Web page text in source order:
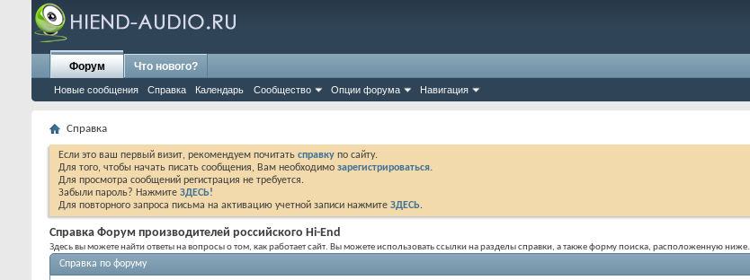
Форум
Новые сообщения Справка Календарь Сообщество Опции форума Навигация
Что нового?
Справка
Если это ваш первый визит, рекомендуем почитать справку по сайту.
Для того, чтобы начать писать сообщения, Вам необходимо зарегистрироваться.
Для просмотра сообщений регистрация не требуется.
Забыли пароль? Нажмите ЗДЕСЬ!
Для повторного запроса письма на активацию учетной записи нажмите ЗДЕСЬ.
Справка Форум производителей российского Hi-End
Здесь вы можете найти ответы на вопросы о том, как работает сайт. Вы можете использовать ссылки на разделы справки, а также форму поиска, расположенную ниже.
Справка по форуму